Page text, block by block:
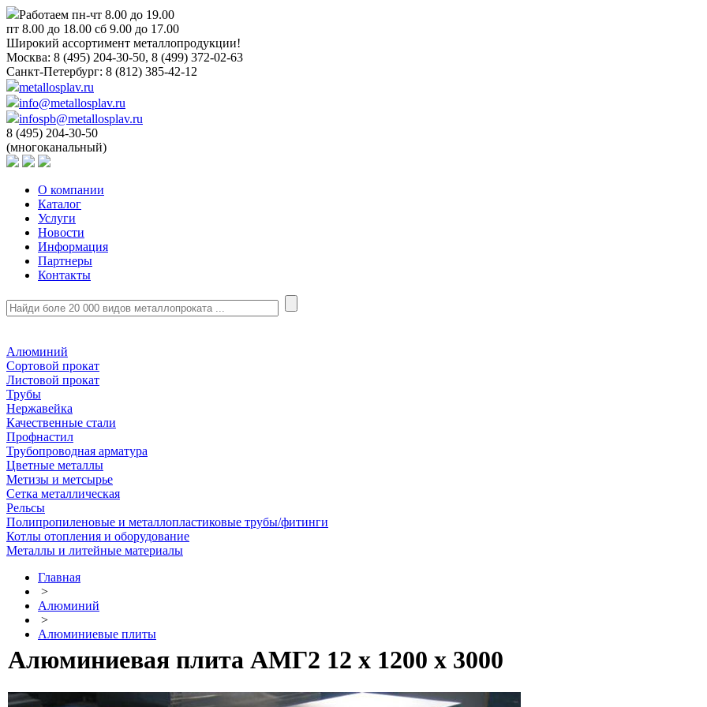
Работаем пн-чт 8.00 до 19.00
пт 8.00 до 18.00 сб 9.00 до 17.00
Широкий ассортимент металлопродукции!
Москва: 8 (495) 204-30-50, 8 (499) 372-02-63
Санкт-Петербург: 8 (812) 385-42-12
metallosplav.ru
info@metallosplav.ru
infospb@metallosplav.ru
8 (495) 204-30-50
(многоканальный)
О компании
Каталог
Услуги
Новости
Информация
Партнеры
Контакты
Алюминий
Сортовой прокат
Листовой прокат
Трубы
Нержавейка
Качественные стали
Профнастил
Трубопроводная арматура
Цветные металлы
Метизы и метсырье
Сетка металлическая
Рельсы
Полипропиленовые и металлопластиковые трубы/фитинги
Котлы отопления и оборудование
Металлы и литейные материалы
Главная
>
Алюминий
>
Алюминиевые плиты
Алюминиевая плита АМГ2 12 х 1200 х 3000